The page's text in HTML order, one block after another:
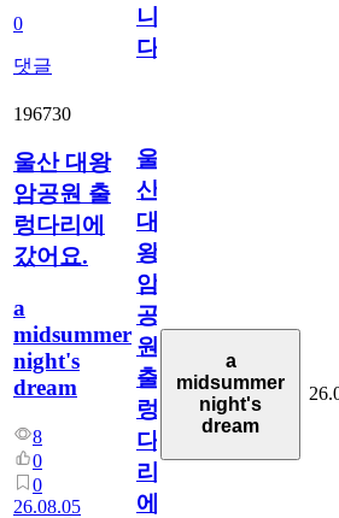
0
댓글
니
다
196730
울산 대왕
암공원 출
렁다리에
갔어요.
a
midsummer
night's
dream
8
0
0
26.08.05
울
산
대
왕
암
공
원
출
렁
다
리
에
a
midsummer
night's
dream